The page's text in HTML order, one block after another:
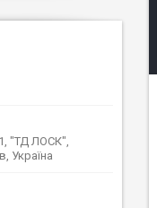
"ТД ЛОСК",
Україна